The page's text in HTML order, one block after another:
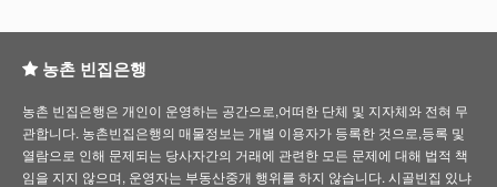
농촌 빈집은행
농촌 빈집은행은 개인이 운영하는 공간으로,어떠한 단체 및 지자체와 전혀 무
관합니다. 농촌빈집은행의 매물정보는 개별 이용자가 등록한 것으로,등록 및
열람으로 인해 문제되는 당사자간의 거래에 관련한 모든 문제에 대해 법적 책
임을 지지 않으며, 운영자는 부동산중개 행위를 하지 않습니다. 시골빈집 있냐